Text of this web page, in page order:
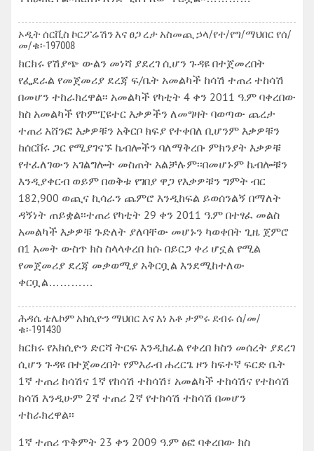
ኦዲት ሰርቪስ ኮርፖሬሽን እና ፀጋ ረታ አስመጪ ኃላ/የተ/የግ/ማህበር የሰ/
መ/ቁ፡-197008
ክርክሩ የሽያጭ ውልን መነሻ ያደረገ ሲሆን ጉዳዩ በተጀመረበት
የፌደራል የመጀመሪያ ደረጃ ፍ/ቤት አመልካች ከሳሽ ተጠሪ ተከሳሽ
በመሆን ተከራክረዋል፡፡ አመልካች የካቲት 4 ቀን 2011 ዓ.ም ባቀረበው
ክስ አመልካች የኮምፒዩተር እቃዎችን ለመግዛት ባወጣው ጨረታ
ተጠሪ አሸንፎ እቃዎቹን አቅርቦ ክፍያ የተቀበለ ቢሆንም እቃዎቹን
ከሰርቨሩ ጋር የሚያገናኙ ኬብሎችን ባለማቅረቡ ምክንያት እቃዎቹ
የተፈለገውን አገልግሎት መስጠት አልቻሉም፡፡በመሆኑም ኬብሎቹን
እንዲያቀርብ ወይም በወቅቱ የገበያ ዋጋ የእቃዎቹን ግምት ብር
182,900 ወጪና ኪሳራን ጨምሮ እንዲከፍል ይወሰንልኝ በማለት
ዳኝነት ጠይቋል፡፡ተጠሪ የካቲት 29 ቀን 2011 ዓ.ም በተፃፈ መልስ
አመልካች እቃዎቹ ጉድለት ያለባቸው መሆኑን ካወቀበት ጊዜ ጀምሮ
በ1 አመት ውስጥ ክስ ስላላቀረበ ክሱ በይርጋ ቀሪ ሆኗል የሚል
የመጀመሪያ ደረጃ መቃወሚያ አቅርቧል እንደሚከተለው
ቀርቧል…………
ሕዳሴ ቴሌኮም አክሲዮን ማህበር እና እነ አቶ ታምሩ ደብሩ ሰ/መ/
ቁ፡-191430
ክርክሩ የአክሲዮን ድርሻ ትርፍ እንዲከፈል የቀረበ ክስን መሰረት ያደረገ
ሲሆን ጉዳዩ በተጀመረበት የምእራብ ሐረርጌ ዞን ከፍተኛ ፍርድ ቤት
1ኛ ተጠሪ ከሳሽና 1ኛ የከሳሽ ተከሳሽ፣ አመልካች ተከሳሽና የተከሳሽ
ከሳሽ እንዲሁም 2ኛ ተጠሪ 2ኛ የተከሳሽ ተከሳሽ በመሆን
ተከራክረዋል፡፡
1ኛ ተጠሪ ጥቅምት 23 ቀን 2009 ዓ.ም ፅፎ ባቀረበው ክስ